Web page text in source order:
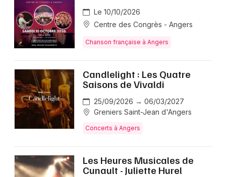
Le 10/10/2026
Centre des Congrès - Angers
Chanson française à Angers
Candlelight : Les Quatre
Saisons de Vivaldi
25/09/2026 → 06/03/2027
Greniers Saint-Jean d'Angers
Concerts à Angers
Les Heures Musicales de
Cunault - Juliette Hurel